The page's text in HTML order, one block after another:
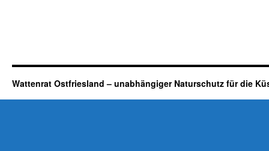
Wattenrat Ostfriesland – unabhängiger Naturschutz für die